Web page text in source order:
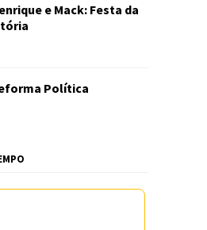
e Mack: Festa da
Política